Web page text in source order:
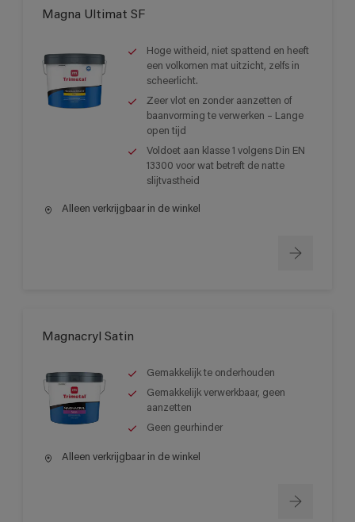
Magna Ultimat SF
Hoge witheid, niet spattend en heeft
een volkomen mat uitzicht, zelfs in
scheerlicht.
Zeer vlot en zonder aanzetten of
baanvorming te verwerken – Lange
open tijd
Voldoet aan klasse 1 volgens Din EN
13300 voor wat betreft de natte
slijtvastheid
Alleen verkrijgbaar in de winkel
Magnacryl Satin
Gemakkelijk te onderhouden
Gemakkelijk verwerkbaar, geen
aanzetten
Geen geurhinder
Alleen verkrijgbaar in de winkel